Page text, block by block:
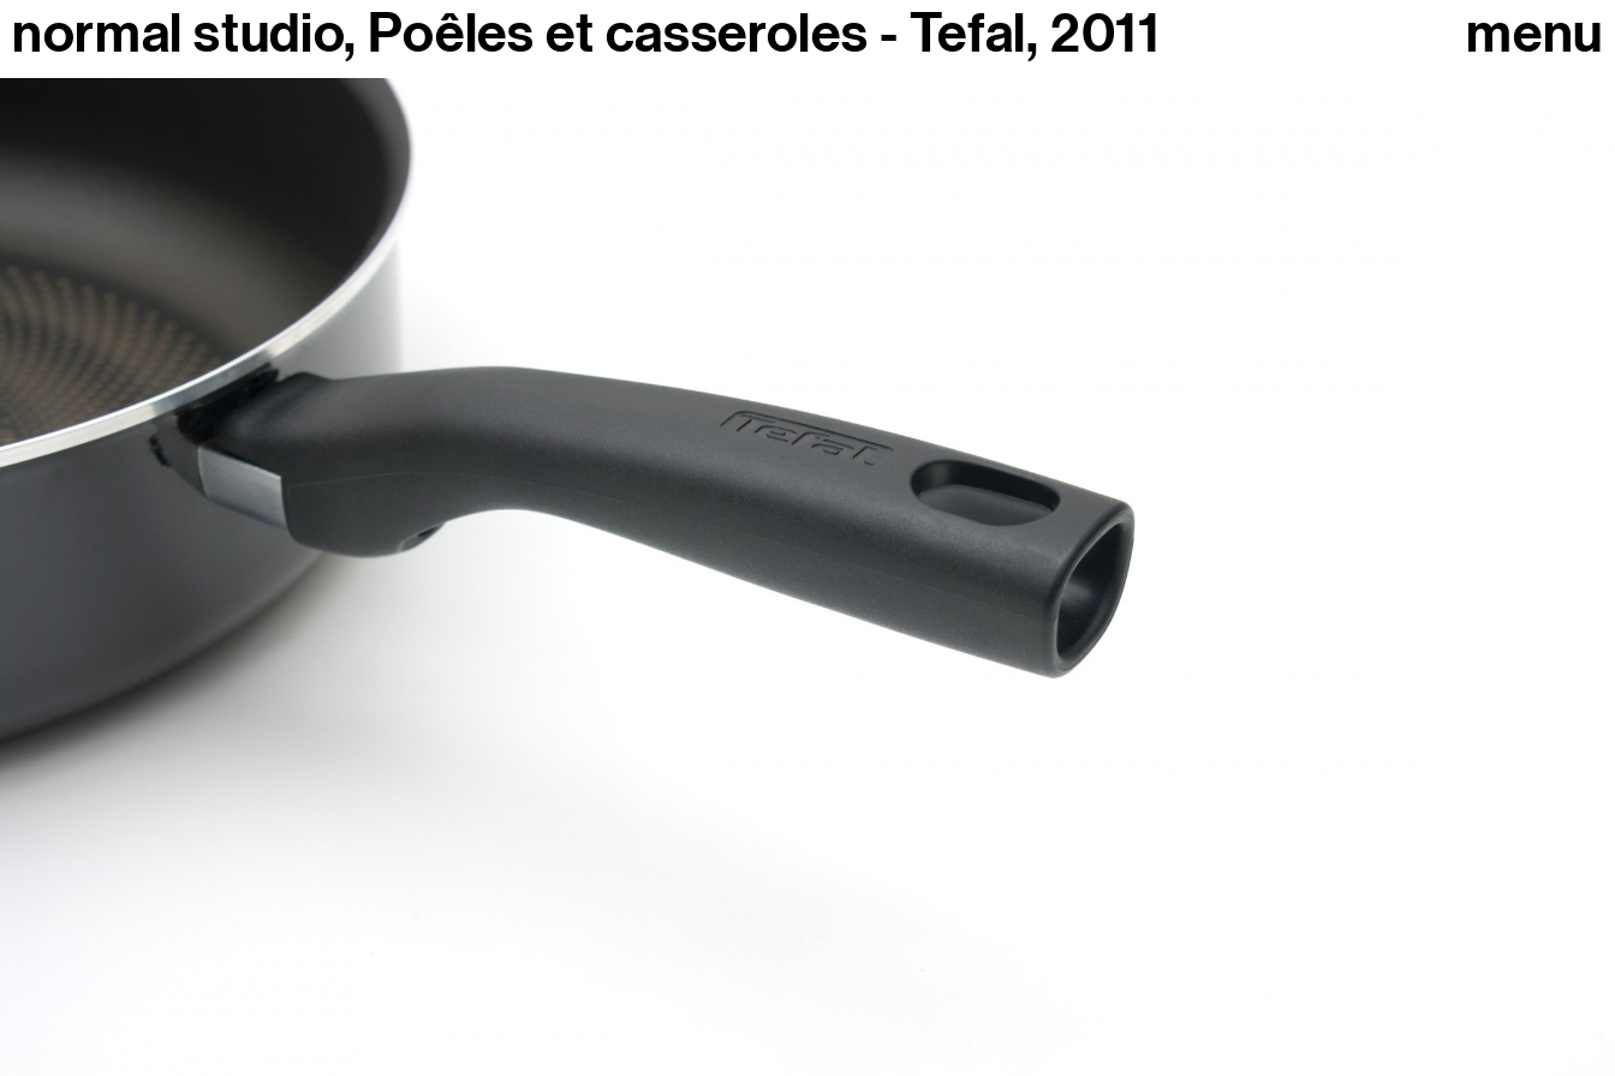
normal studio Poêles et casseroles - Tefal, 2011 menu